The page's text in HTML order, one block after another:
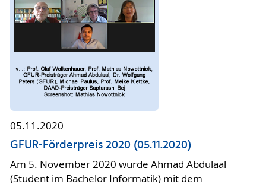
05.11.2020
GFUR-Förderpreis 2020 (05.11.2020)
Am 5. November 2020 wurde Ahmad Abdulaal
(Student im Bachelor Informatik) mit dem